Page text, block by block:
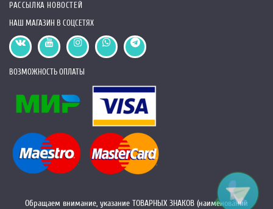
РАССЫЛКА НОВОСТЕЙ
НАШ МАГАЗИН В СОЦСЕТЯХ
ВОЗМОЖНОСТЬ ОПЛАТЫ
Обращаем внимание, указание ТОВАРНЫХ ЗНАКОВ (наименований